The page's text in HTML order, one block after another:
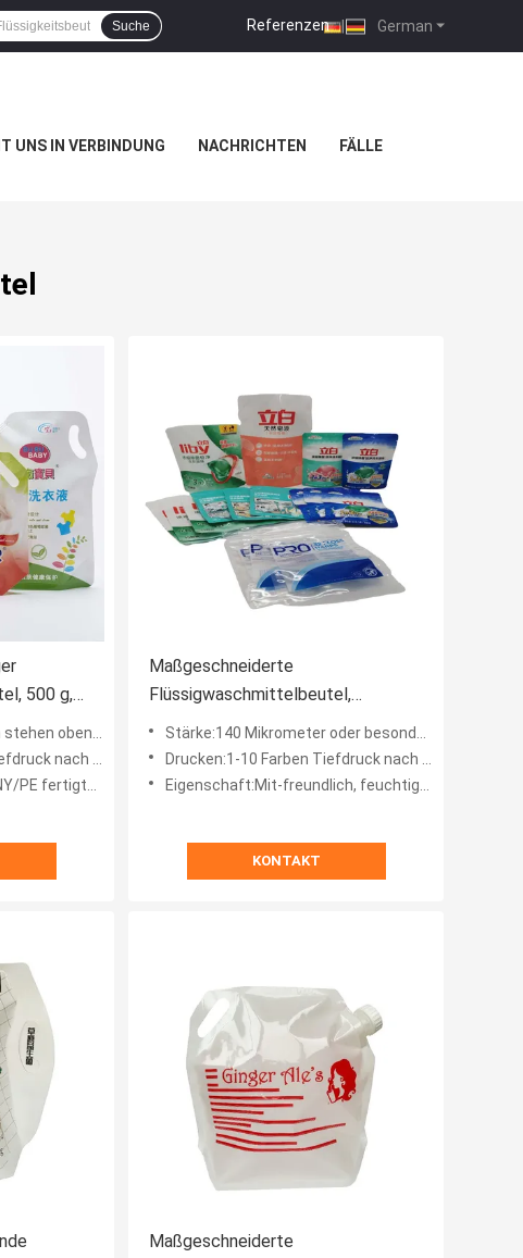
German
Referenzen |
Suche
UNS IN VERBINDUNG NACHRICHTEN FÄLLE
500 g,
ohne Überwurfmutter
Kundenwunsch
besonders an
Maßgeschneiderte
Flüssigwaschmittelbeutel,
recycelbar, einfach zu gießen für
Waschmittel
Stärke:140 Mikrometer oder besonders angefertigt
Drucken:1-10 Farben Tiefdruck nach Kundenwunsch
Eigenschaft:Mit-freundlich, feuchtigkeitsfest, einfach gießen Sie
KONTAKT
Maßgeschneiderte